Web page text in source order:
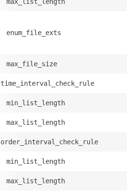
enum_file_exts
max_file_size
time_interval_check_rule
min_list_length
max_list_length
order_interval_check_rule
min_list_length
max_list_length